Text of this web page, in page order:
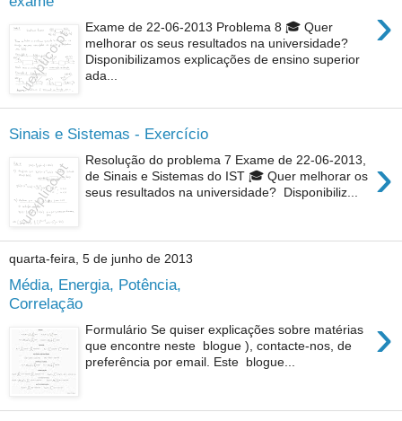
›
Exame de 22-06-2013 Problema 8 🎓 Quer
melhorar os seus resultados na universidade?
Disponibilizamos explicações de ensino superior
ada...
Sinais e Sistemas - Exercício
›
Resolução do problema 7 Exame de 22-06-2013,
de Sinais e Sistemas do IST 🎓 Quer melhorar os
seus resultados na universidade? Disponibiliz...
quarta-feira, 5 de junho de 2013
Média, Energia, Potência,
Correlação
›
Formulário Se quiser explicações sobre matérias
que encontre neste blogue ), contacte-nos, de
preferência por email. Este blogue...